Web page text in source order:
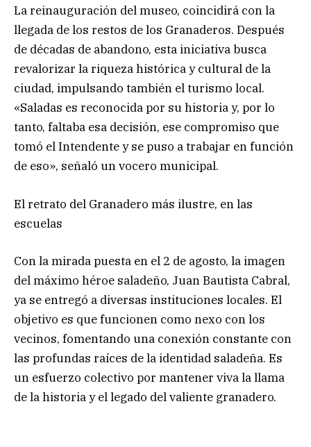
La reinauguración del museo, coincidirá con la
llegada de los restos de los Granaderos. Después
de décadas de abandono, esta iniciativa busca
revalorizar la riqueza histórica y cultural de la
ciudad, impulsando también el turismo local.
«Saladas es reconocida por su historia y, por lo
tanto, faltaba esa decisión, ese compromiso que
tomó el Intendente y se puso a trabajar en función
de eso», señaló un vocero municipal.
El retrato del Granadero más ilustre, en las
escuelas
Con la mirada puesta en el 2 de agosto, la imagen
del máximo héroe saladeño, Juan Bautista Cabral,
ya se entregó a diversas instituciones locales. El
objetivo es que funcionen como nexo con los
vecinos, fomentando una conexión constante con
las profundas raíces de la identidad saladeña. Es
un esfuerzo colectivo por mantener viva la llama
de la historia y el legado del valiente granadero.